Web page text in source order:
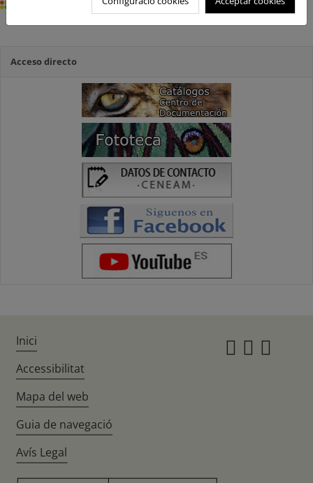
Acceso directo
Inici
Accessibilitat
Mapa del web
Guia de navegació
Avís Legal